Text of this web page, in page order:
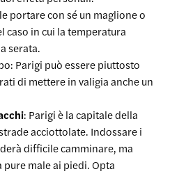
portare con sé un maglione o
caso in cui la temperatura
serata.
Parigi può essere piuttosto
di mettere in valigia anche un
: Parigi è la capitale della
acciottolate. Indossare i
difficile camminare, ma
male ai piedi. Opta